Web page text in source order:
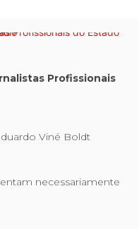
Profissionais
Viné Boldt
necessariamente